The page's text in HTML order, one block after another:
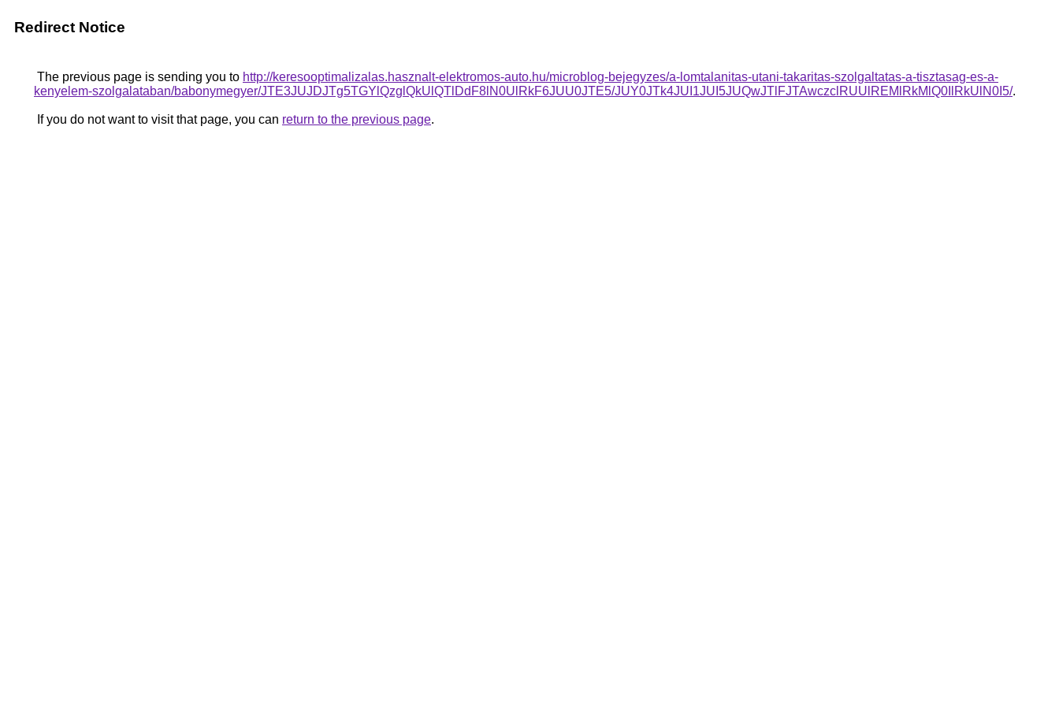
Redirect Notice
The previous page is sending you to http://keresooptimalizalas.hasznalt-elektromos-auto.hu/microblog-bejegyzes/a-lomtalanitas-utani-takaritas-szolgaltatas-a-tisztasag-es-a-
kenyelem-szolgalataban/babonymegyer/JTE3JUJDJTg5TGYlQzglQkUlQTlDdF8lN0UlRkF6JUU0JTE5/JUY0JTk4JUI1JUI5JUQwJTlFJTAwczclRUUlREMlRkMlQ0IlRkUlN0I5/.
If you do not want to visit that page, you can return to the previous page.